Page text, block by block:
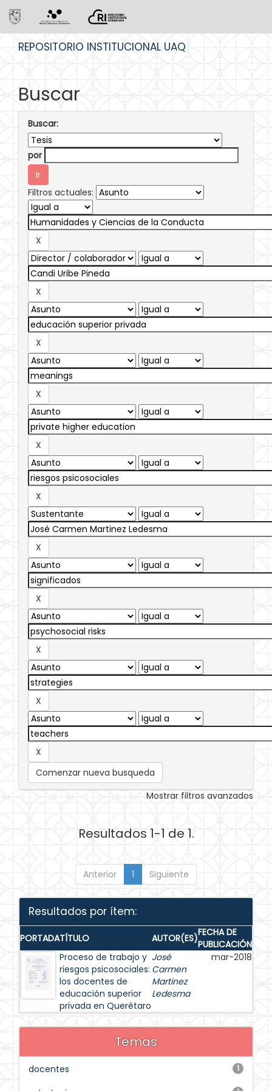
REPOSITORIO INSTITUCIONAL UAQ
Buscar
Buscar:
por
Filtros actuales:
Comenzar nueva busqueda
Mostrar filtros avanzados
Resultados 1-1 de 1.
Anterior 1 Siguiente
Resultados por ítem:
PORTADATÍTULO AUTOR(ES)FECHA DE
PUBLICACIÓN
Proceso de trabajo y
riesgos psicosociales:
los docentes de
educación superior
privada en Querétaro
José
Carmen
Martinez
Ledesma
mar-2018
Temas
1
docentes